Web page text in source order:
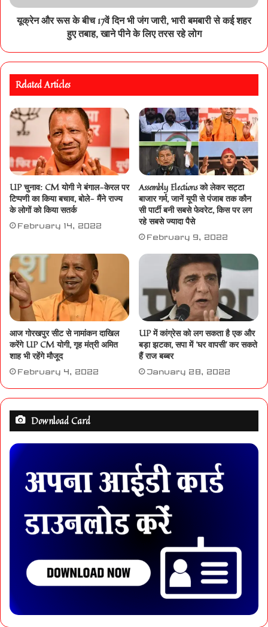
यूक्रेन और रूस के बीच 17वें दिन भी जंग जारी, भारी बमबारी से कई शहर
हुए तबाह, खाने पीने के लिए तरस रहे लोग
Related Articles
UP चुनाव: CM योगी ने बंगाल-केरल पर
टिप्पणी का किया बचाव, बोले- मैंने राज्य
के लोगों को किया सतर्क
February 14, 2022
Assembly Elections को लेकर सट्टा
बाजार गर्म, जानें यूपी से पंजाब तक कौन
सी पार्टी बनी सबसे फेवरेट, किस पर लग
रहे सबसे ज्यादा पैसे
February 9, 2022
आज गोरखपुर सीट से नामांकन दाखिल
करेंगे UP CM योगी, गृह मंत्री अमित
शाह भी रहेंगे मौजूद
February 4, 2022
UP में कांग्रेस को लग सकता है एक और
बड़ा झटका, सपा में ‘घर वापसी’ कर सकते
हैं राज बब्बर
January 28, 2022
Download Card